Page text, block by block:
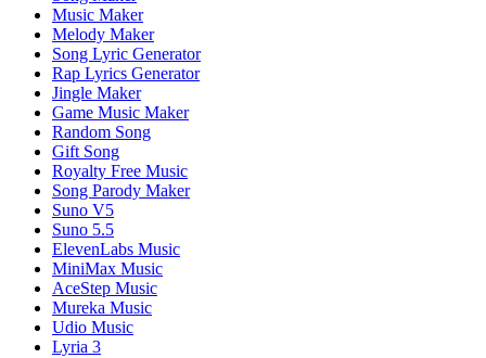
Music Maker
Melody Maker
Song Lyric Generator
Rap Lyrics Generator
Jingle Maker
Game Music Maker
Random Song
Gift Song
Royalty Free Music
Song Parody Maker
Suno V5
Suno 5.5
ElevenLabs Music
MiniMax Music
AceStep Music
Mureka Music
Udio Music
Lyria 3